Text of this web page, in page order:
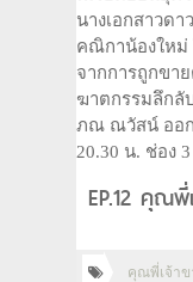
นางเอกสาวด
คณิกาน้องใหม่
จากการถูกขา
ฆาตกรรมลึกลั
ภณ ณวัสน์ ออก
20.30 น. ช่อง
EP.12 คุณ
คุณพี่เจ้า